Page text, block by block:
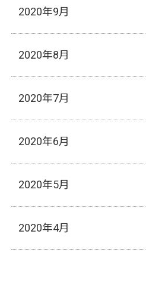
2020年9月
2020年8月
2020年7月
2020年6月
2020年5月
2020年4月